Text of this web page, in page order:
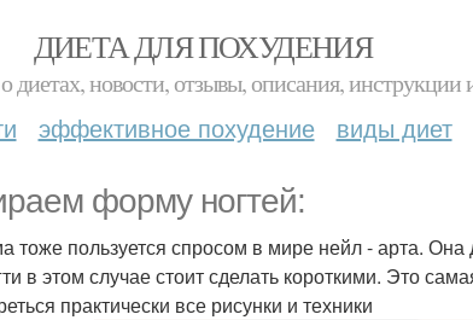
ДИЕТА ДЛЯ ПОХУДЕНИЯ
диетах, новости, отзывы, описания, инструкции
эффективное похудение виды диет
форму ногтей:
тоже пользуется спросом в мире нейл - арта.
в этом случае стоит сделать короткими. Это
практически все рисунки и техники